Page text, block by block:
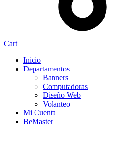
Cart
Inicio
Departamentos
Banners
Computadoras
Diseño Web
Volanteo
Mi Cuenta
BeMaster